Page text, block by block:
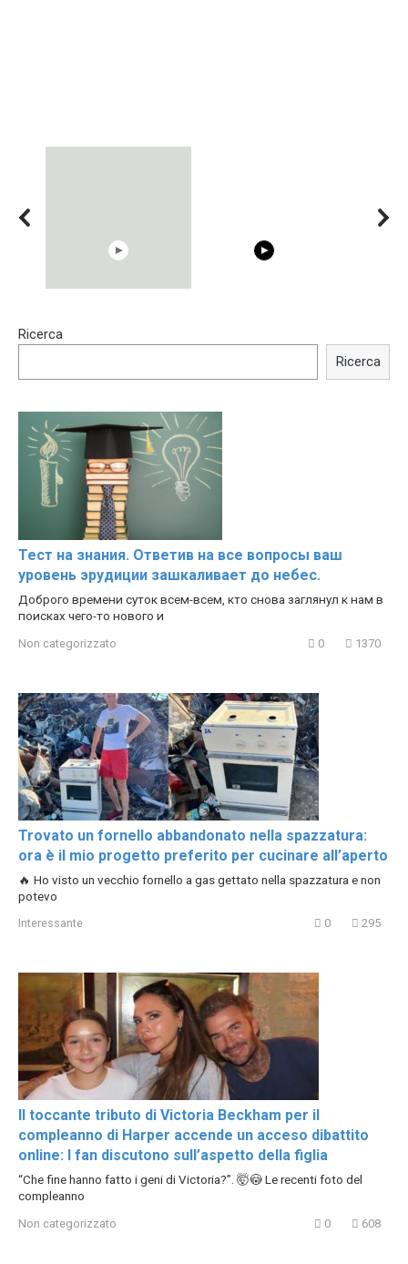
Shocking illusion - Pretty
Trying BOLLYWOOD
Ricerca
Ricerca
Тест на знания. Ответив на все вопросы ваш
уровень эрудиции зашкаливает до небес.
Доброго времени суток всем-всем, кто снова заглянул к нам в
поисках чего-то нового и
Non categorizzato 0 1370
Trovato un fornello abbandonato nella spazzatura:
ora è il mio progetto preferito per cucinare all’aperto
🔥 Ho visto un vecchio fornello a gas gettato nella spazzatura e non
potevo
Interessante 0 295
Il toccante tributo di Victoria Beckham per il
compleanno di Harper accende un acceso dibattito
online: I fan discutono sull’aspetto della figlia
“Che fine hanno fatto i geni di Victoria?”. 🤯😳 Le recenti foto del
compleanno
Non categorizzato 0 608